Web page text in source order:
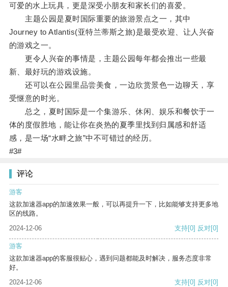
可爱的水上玩具，更是深受小朋友和家长们的喜爱。
主题公园是夏时国际重要的旅游景点之一，其中
Journey to Atlantis(亚特兰蒂斯之旅)是最受欢迎、让人兴奋
的游戏之一。
更令人兴奋的事情是，主题公园每年都会推出一些最
新、最好玩的游戏设施。
还可以在公园里品尝美食，一边欣赏景色一边聊天，享
受惬意的时光。
总之，夏时国际是一个集游乐、休闲、娱乐和餐饮于一
体的度假胜地，能让你在炎热的夏季里找到归属感和舒适
感，是一场“水畔之旅”中不可错过的经历。
#3#
评论
游客
这款加速器app的加速效果一般，可以再提升一下，比如能够支持更多地
区的线路。
2024-12-06
支持[0] 反对[0]
游客
这款加速器app的客服很贴心，遇到问题都能及时解决，服务态度非常
好。
2024-12-06
支持[0] 反对[0]